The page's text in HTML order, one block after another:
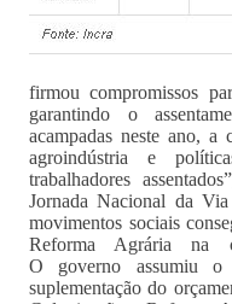
firmou compromissos
garantindo o
acampadas neste ano, a
agroindústria e
trabalhadores
Jornada Nacional da
movimentos sociais
Reforma Agrária na
O governo assumiu o
suplementação do